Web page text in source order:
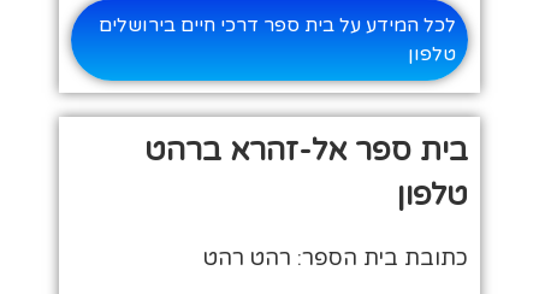
לכל המידע על בית ספר דרכי חיים בירושלים
טלפון
בית ספר אל-זהרא ברהט
טלפון
כתובת בית הספר: רהט רהט